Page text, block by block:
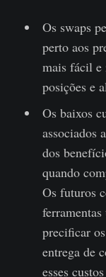
Os swaps
perto aos
mais fácil e
posições e
Os baixos
associados
dos
quando
Os futuros
precificar
entrega de
esses